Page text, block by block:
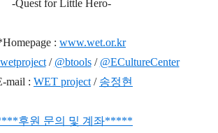
-Quest for Little Hero-
: www.wet.or.kr
/ @btools/ @ECultureCenter
mail : WET project / 송정현
**후원 문의 및 계좌*****